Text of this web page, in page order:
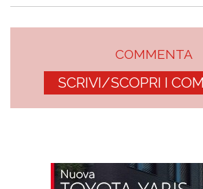
COMMENTA
SCRIVI/SCOPRI I